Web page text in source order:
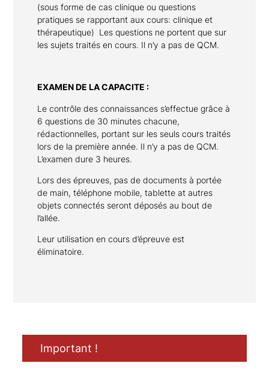
(sous forme de cas clinique ou questions
pratiques se rapportant aux cours: clinique et
thérapeutique) Les questions ne portent que sur
les sujets traités en cours. Il n’y a pas de QCM.
EXAMEN DE LA CAPACITE :
Le contrôle des connaissances s’effectue grâce à
6 questions de 30 minutes chacune,
rédactionnelles, portant sur les seuls cours traités
lors de la première année. Il n’y a pas de QCM.
L’examen dure 3 heures.
Lors des épreuves, pas de documents à portée
de main, téléphone mobile, tablette at autres
objets connectés seront déposés au bout de
l’allée.
Leur utilisation en cours d’épreuve est
éliminatoire.
Important !